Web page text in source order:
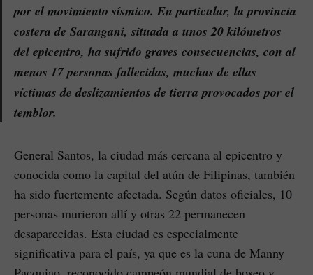
por el movimiento sísmico. En particular, la provincia
costera de Sarangani, situada a unos 20 kilómetros
del epicentro, ha sufrido graves consecuencias, con al
menos 17 personas fallecidas, muchas de ellas
víctimas de deslizamientos de tierra provocados por el
temblor.
General Santos, la ciudad más cercana al epicentro y
conocida como la capital del atún de Filipinas, también
ha sido fuertemente afectada. Según datos oficiales, 10
personas murieron allí y otras 22 permanecen
desaparecidas. Esta ciudad es especialmente
significativa para el país, ya que es la cuna de Manny